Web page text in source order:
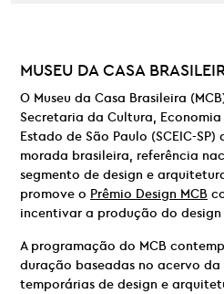
MUSEU DA CASA
O Museu da Casa Brasileira
Secretaria da Cultura,
Estado de São Paulo (SCEIC-
morada brasileira, referência
segmento de design e
promove o Prêmio Design MCB
incentivar a produção do
A programação do MCB
duração baseadas no acervo
temporárias de design e